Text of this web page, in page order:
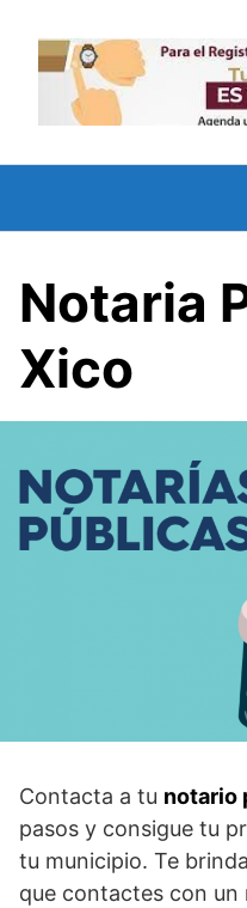
contenido
Notaria
Xico
Contacta a tu notario
pasos y consigue tu
tu municipio. Te
que contactes con un